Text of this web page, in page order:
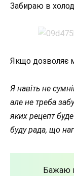
Забираю в
Якщо дозволяє
Я навіть не
але не треба
яких рецепт
буду рада, що
Бажаю